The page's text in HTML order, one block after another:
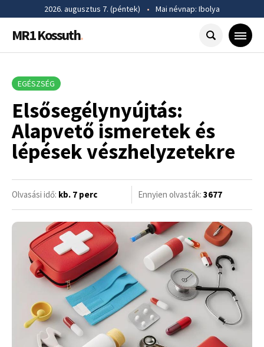
2026. augusztus 7. (péntek) • Mai névnap: Ibolya
MR1 Kossuth.
EGÉSZSÉG
Elsősegélynyújtás:
Alapvető ismeretek és
lépések vészhelyzetekre
Olvasási idő: kb. 7 perc Ennyien olvasták: 3677